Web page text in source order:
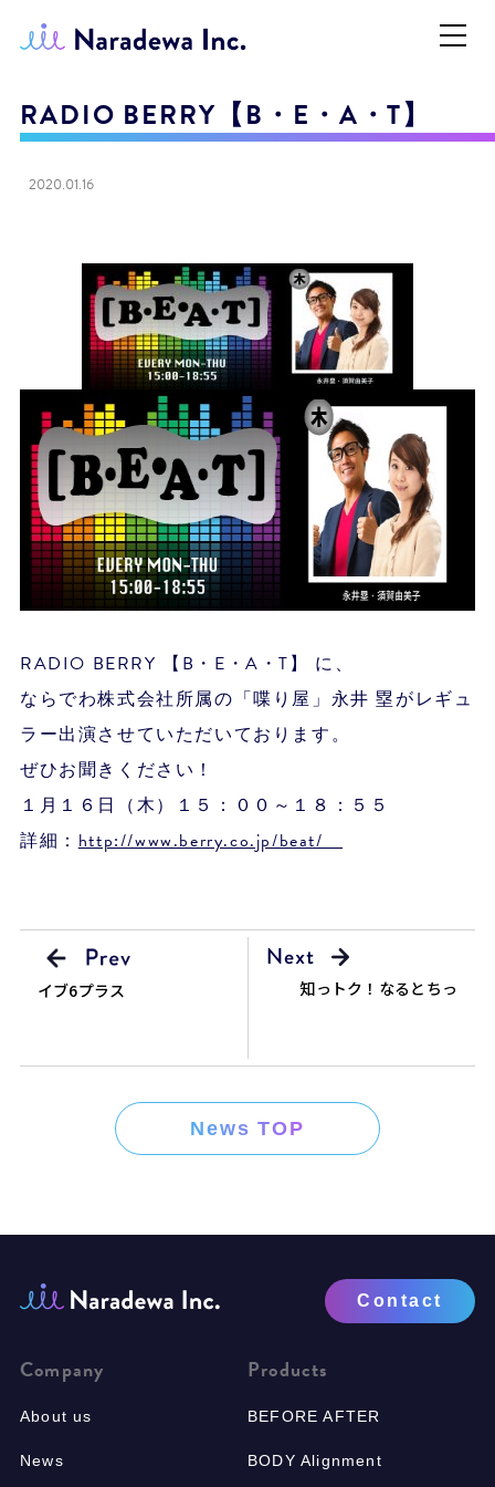
RADIO BERRY【B・E・A・T】
2020.01.16
RADIO BERRY 【B・E・A・T】 に、
ならでわ株式会社所属の「喋り屋」永井 塁がレギュ
ラー出演させていただいております。
ぜひお聞きください！
１月１６日（木）１５：００～１８：５５
詳細：http://www.berry.co.jp/beat/
イブ6プラス 知っトク！なるとちっ
News TOP
Contact
Company
About us
News
Products
BEFORE AFTER
BODY Alignment